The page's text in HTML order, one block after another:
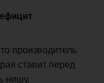
производитель
ставит перед
нишу,